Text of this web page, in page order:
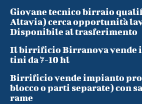
Giovane tecnico birraio
Altavia) cerca opportunità
Disponibile al trasferimento
Il birrificio Birranova vende
tini da 7-10 hl
Birrificio vende impianto
blocco o parti separate) con
rame